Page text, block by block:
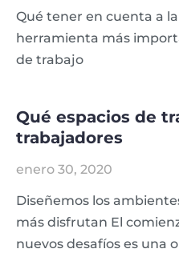
Qué tener en cuenta a
herramienta más
de trabajo
Qué espacios de
trabajadores
enero 30, 2020
Diseñemos los
más disfrutan El
nuevos desafíos es una